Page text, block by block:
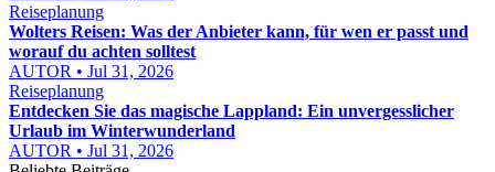
Reiseplanung
Wolters Reisen: Was der Anbieter kann, für wen er passt und
worauf du achten solltest
AUTOR • Jul 31, 2026
Reiseplanung
Entdecken Sie das magische Lappland: Ein unvergesslicher
Urlaub im Winterwunderland
AUTOR • Jul 31, 2026